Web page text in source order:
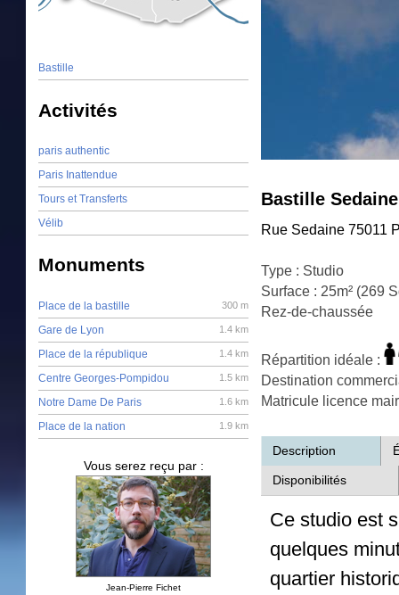
Bastille Sedaine
Rue Sedaine 75011
Type : Studio
Surface : 25m² (269
Rez-de-chaussée
Répartition idéale :
Destination
Matricule licence
Description
Disponibilités
Ce studio est
quelques
quartier
Bastille
Activités
paris authentic
Paris Inattendue
Tours et Transferts
Vélib
Monuments
300 m
Place de la bastille
1.4 km
Gare de Lyon
1.4 km
Place de la république
1.5 km
Centre Georges-Pompidou
1.6 km
Notre Dame De Paris
1.9 km
Place de la nation
Vous serez reçu par :
Jean-Pierre Fichet